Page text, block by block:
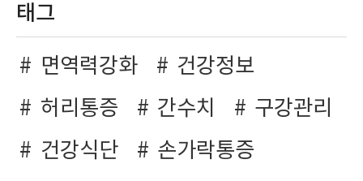
태그
면역력강화
건강정보
허리통증
간수치
구강관리
건강식단
손가락통증